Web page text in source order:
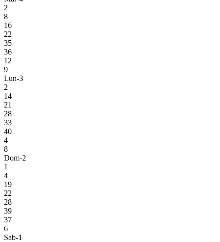
2
8
16
22
35
36
12
9
Lun-3
2
14
21
28
33
40
4
8
Dom-2
1
4
19
22
28
39
37
6
Sab-1